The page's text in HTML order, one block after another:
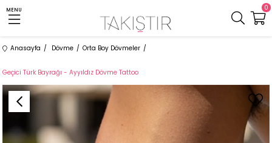
MENU 0
Anasayfa Dövme Orta Boy Dövmeler
Geçici Türk Bayrağı - Ayyıldız Dövme Tattoo